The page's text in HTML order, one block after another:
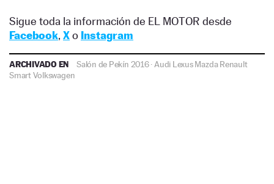
Sigue toda la información de EL MOTOR desde
Facebook, Xo Instagram
ARCHIVADO EN Salón de Pekín 2016· Audi Lexus Mazda Renault
SmartVolkswagen